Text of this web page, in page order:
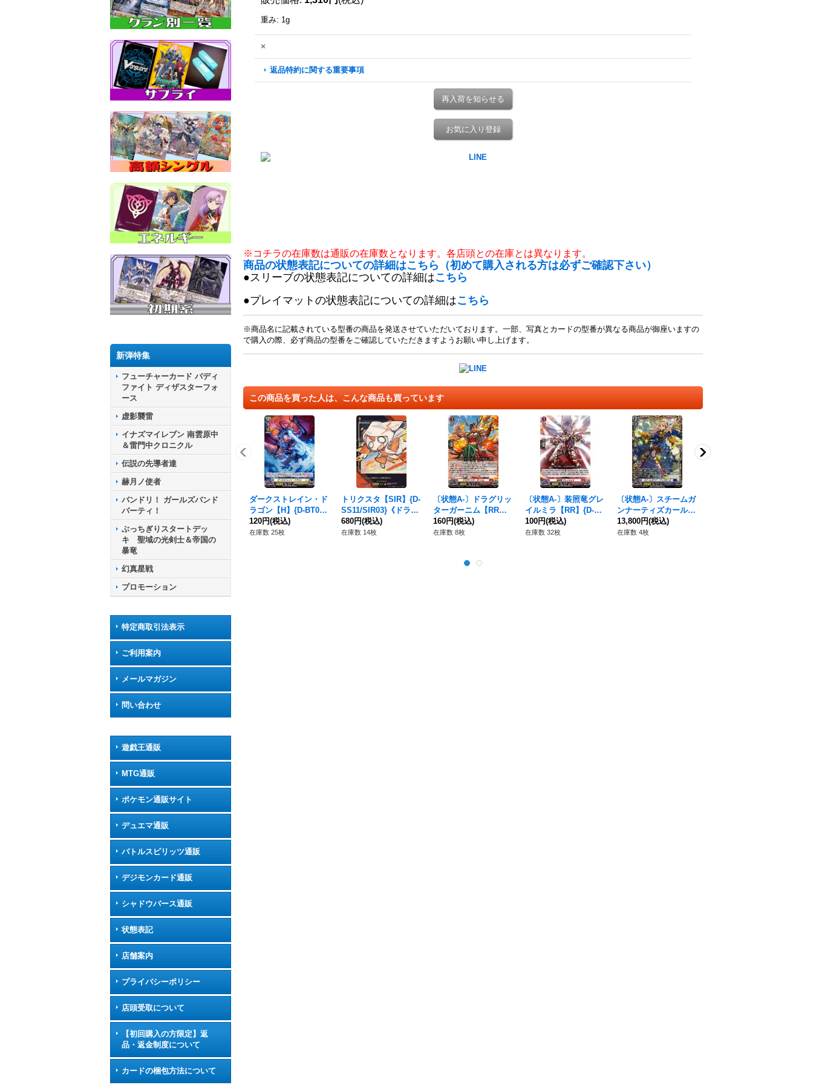
新弾特集
フューチャーカード バディ
ファイト ディザスターフォ
ース
虚影襲雷
イナズマイレブン 南雲原中
＆雷門中クロニクル
伝説の先導者達
赫月ノ使者
バンドリ！ ガールズバンド
パーティ！
ぶっちぎりスタートデッ
キ 聖域の光剣士＆帝国の
暴竜
幻真星戦
プロモーション
特定商取引法表示
ご利用案内
メールマガジン
問い合わせ
遊戯王通販
MTG通販
ポケモン通販サイト
デュエマ通販
バトルスピリッツ通販
デジモンカード通販
シャドウバース通販
状態表記
店舗案内
プライバシーポリシー
店頭受取について
【初回購入の方限定】返
品・返金制度について
カードの梱包方法について
重み: 1g
×
返品特約に関する重要事項
再入荷を知らせる
お気に入り登録
※コチラの在庫数は通販の在庫数となります。各店頭との在庫とは異なります。
商品の状態表記についての詳細はこちら（初めて購入される方は必ずご確認下さい）
●スリーブの状態表記についての詳細はこちら
●プレイマットの状態表記についての詳細はこちら
※商品名に記載されている型番の商品を発送させていただいております。一部、写真とカードの型番が異なる商品が御座いますの
で購入の際、必ず商品の型番をご確認していただきますようお願い申し上げます。
この商品を買った人は、こんな商品も買っています
ダークストレイン・ド
ラゴン【H】{D-BT01/
H31}《ケテルサンクチ
ュアリ》
120円(税込)
在庫数 25枚
トリクスタ【SIR】{D-
SS11/SIR03}《ドラゴ
ンエンパイア》
680円(税込)
在庫数 14枚
〔状態A-〕ドラグリッ
ターガーニム【RR】
{DZ-BT05/023}《ドラ
ゴンエンパイア》
160円(税込)
在庫数 8枚
〔状態A-〕装照竜グレ
イルミラ【RR】{D-BT
10/019}《ドラゴンエ
ンパイア》
100円(税込)
在庫数 32枚
〔状態A-〕スチームガ
ンナーティズカール
【FFR】{DZ-BT01/FF
R05}《ダークステイ
13,800円(税込)
在庫数 4枚